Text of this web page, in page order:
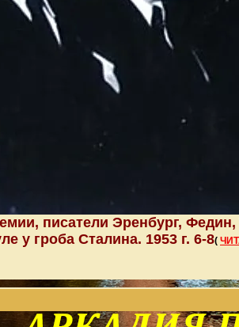
писатели Эренбург,
у гроба Сталина. 1953 г. 6-8(